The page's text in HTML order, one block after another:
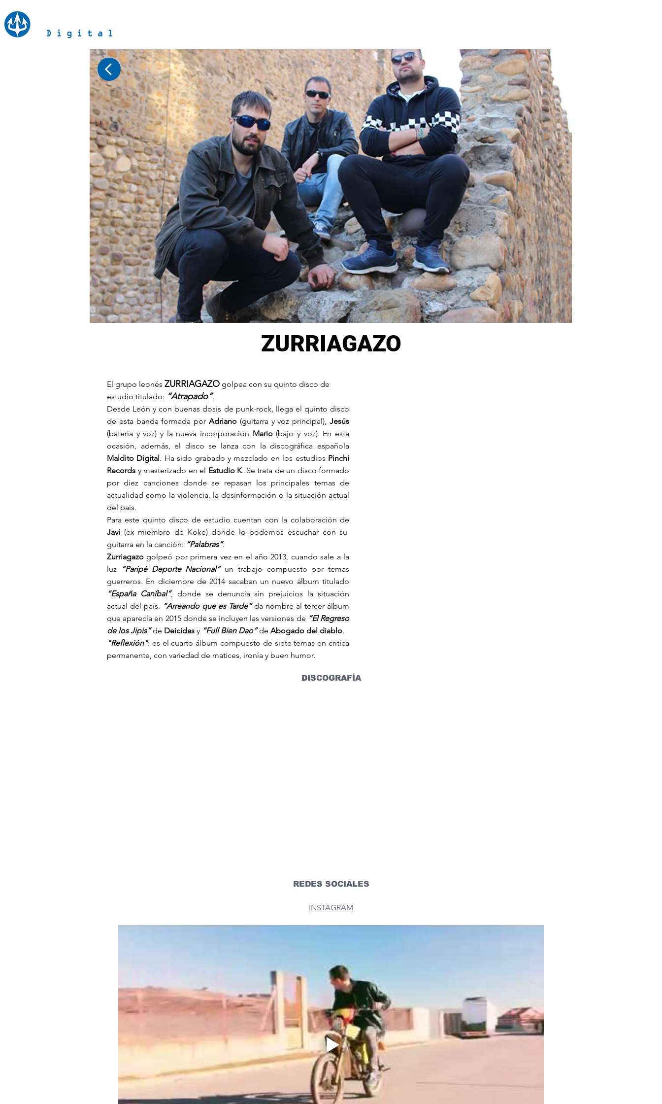
ZURRIAGAZO
El grupo leonés ZURRIAGAZO golpea con su quinto disco de
estudio titulado: “Atrapado”.
Desde León y con buenas dosis de punk-rock, llega el quinto disco
de esta banda formada por Adriano (guitarra y voz principal), Jesús
(batería y voz) y la nueva incorporación Mario(bajo y voz). En esta
ocasión, además, el disco se lanza con la discográfica española
Maldito Digital. Ha sido grabado y mezclado en los estudios Pinchi
Records y masterizado en el Estudio K. Se trata de un disco formado
por diez canciones donde se repasan los principales temas de
actualidad como la violencia, la desinformación o la situación actual
del país.
Para este quinto disco de estudio cuentan con la colaboración de
Javi (ex miembro de Koke) donde lo podemos escuchar con su
guitarra en la canción: “Palabras”.
Zurriagazo golpeó por primera vez en el año 2013, cuando sale a la
luz
“Paripé Deporte Nacional” un trabajo compuesto por temas
guerreros. En diciembre de 2014 sacaban un nuevo álbum titulado
“España Caníbal”, donde se denuncia sin prejuicios la situación
actual del país. “Arreando que es Tarde”da nombre al tercer álbum
que aparecía en 2015 donde se incluyen las versiones de “El Regreso
de los Jipis”de Deicidas y “Full Bien Dao”de Abogado del diablo.
"Reflexión": es el cuarto álbum compuesto de siete temas en critica
permanente, con variedad de matices, ironía y buen humor.
DISCOGRAFÍA
REDES SOCIALES
INSTAGRAM